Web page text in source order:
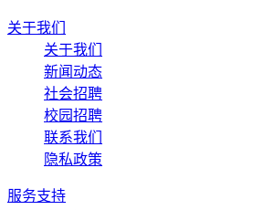
关于我们
关于我们
新闻动态
社会招聘
校园招聘
联系我们
隐私政策
服务支持